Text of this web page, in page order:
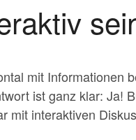
mit Informationen
ist ganz klar: Ja!
mit interaktiven